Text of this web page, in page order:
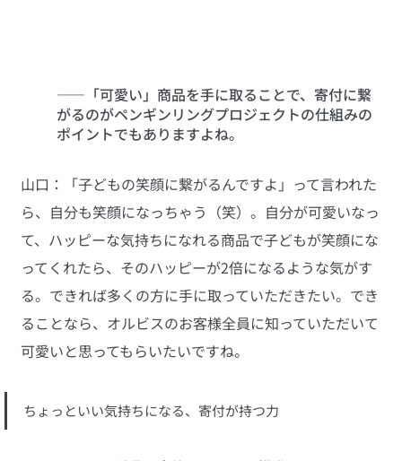
――「可愛い」商品を手に取ることで、寄付に繋
がるのがペンギンリングプロジェクトの仕組みの
ポイントでもありますよね。
山口：「子どもの笑顔に繋がるんですよ」って言われた
ら、自分も笑顔になっちゃう（笑）。自分が可愛いなっ
て、ハッピーな気持ちになれる商品で子どもが笑顔にな
ってくれたら、そのハッピーが2倍になるような気がす
る。できれば多くの方に手に取っていただきたい。でき
ることなら、オルビスのお客様全員に知っていただいて
可愛いと思ってもらいたいですね。
ちょっといい気持ちになる、寄付が持つ力